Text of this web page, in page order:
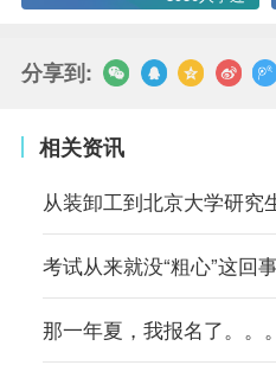
分享到:
相关资讯
考试从来就没“粗心”这回
那一年夏，我报名了。。。